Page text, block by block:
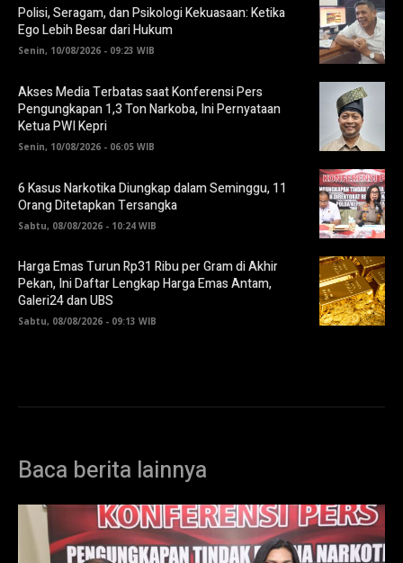
Polisi, Seragam, dan Psikologi Kekuasaan: Ketika
Ego Lebih Besar dari Hukum
Senin, 10/08/2026 - 09:23 WIB
Akses Media Terbatas saat Konferensi Pers
Pengungkapan 1,3 Ton Narkoba, Ini Pernyataan
Ketua PWI Kepri
Senin, 10/08/2026 - 06:05 WIB
6 Kasus Narkotika Diungkap dalam Seminggu, 11
Orang Ditetapkan Tersangka
Sabtu, 08/08/2026 - 10:24 WIB
Harga Emas Turun Rp31 Ribu per Gram di Akhir
Pekan, Ini Daftar Lengkap Harga Emas Antam,
Galeri24 dan UBS
Sabtu, 08/08/2026 - 09:13 WIB
Baca berita lainnya